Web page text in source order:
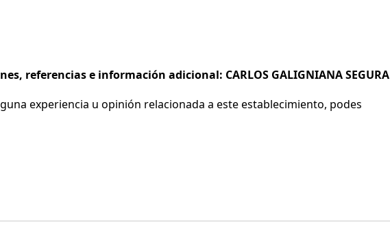
referencias e información adicional: CARLOS GALIGNIANA SEGURA
experiencia u opinión relacionada a este establecimiento, podes